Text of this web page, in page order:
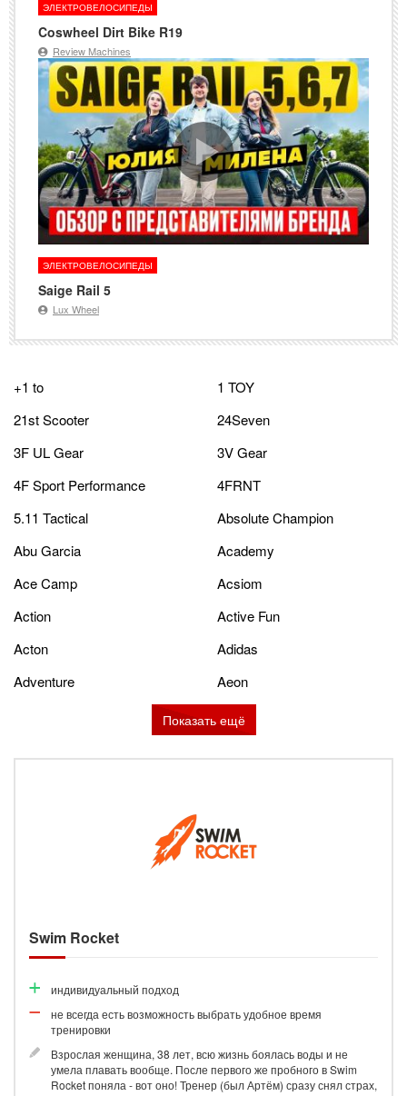
ЭЛЕКТРОВЕЛОСИПЕДЫ
Coswheel Dirt Bike R19
Review Machines
ЭЛЕКТРОВЕЛОСИПЕДЫ
Saige Rail 5
Lux Wheel
+1 to
1 TOY
21st Scooter
24Seven
3F UL Gear
3V Gear
4F Sport Performance
4FRNT
5.11 Tactical
Absolute Champion
Abu Garcia
Academy
Ace Camp
Acsiom
Action
Active Fun
Acton
Adidas
Adventure
Aeon
Показать ещё
Swim Rocket
индивидуальный подход
не всегда есть возможность выбрать удобное время
тренировки
Взрослая женщина, 38 лет, всю жизнь боялась воды и не
умела плавать вообще. После первого же пробного в Swim
Rocket поняла - вот оно! Тренер (был Артём) сразу снял страх,